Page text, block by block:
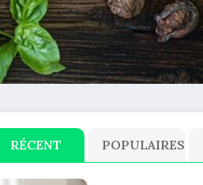
RÉCENT POPULAIRES